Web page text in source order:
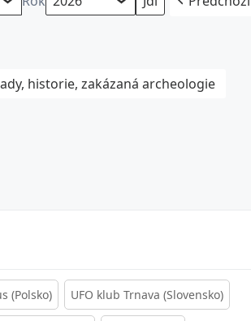
historie, zakázaná archeologie
(Polsko) UFO klub Trnava (Slovensko)